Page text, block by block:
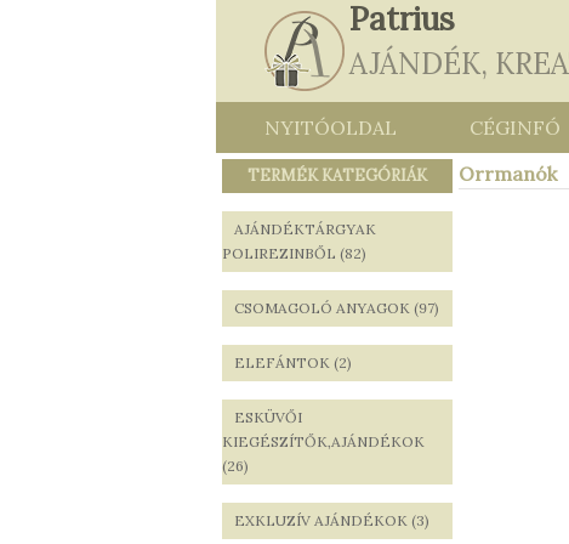
Patrius
AJÁNDÉK,
NYITÓOLDAL CÉGINFÓ
TERMÉK KATEGÓRIÁK
AJÁNDÉKTÁRGYAK
POLIREZINBŐL (82)
CSOMAGOLÓ ANYAGOK (97)
ELEFÁNTOK (2)
ESKÜVŐI
KIEGÉSZÍTŐK,AJÁNDÉKOK
(26)
EXKLUZÍV AJÁNDÉKOK (3)
Orrmanók